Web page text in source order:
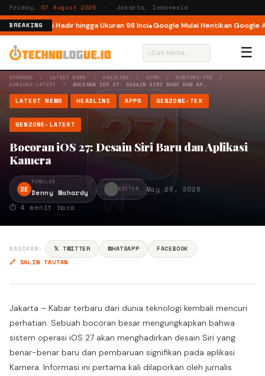
Friday, 07 August 2026 · Jakarta, Indonesia
BREAKINGKini Hadir hingga Ukuran 98 Inci Google Mulai Hentikan Google
⌕ ☰
BERANDA / LATEST NEWS / HEADLINE /APPS /GENZONE-TEK /
GENZONE-LATEST /BOCORAN IOS 27: DESAIN SIRI BARU DAN AP…
LATEST NEWS HEADLINE APPS GENZONE-TEK
GENZONE-LATEST
Bocoran iOS 27: Desain Siri Baru dan Aplikasi
Kamera
DE
PENULIS
Denny Mahardy EDITOR
May 29, 2026
⏱ 4 menit baca
BAGIKAN: 𝕏 TWITTER WHATSAPP
FACEBOOK
🔗 SALIN TAUTAN
Jakarta – Kabar terbaru dari dunia teknologi kembali mencuri
perhatian. Sebuah bocoran besar mengungkapkan bahwa
sistem operasi iOS 27 akan menghadirkan desain Siri yang
benar-benar baru dan pembaruan signifikan pada aplikasi
Kamera. Informasi ini pertama kali dilaporkan oleh jurnalis